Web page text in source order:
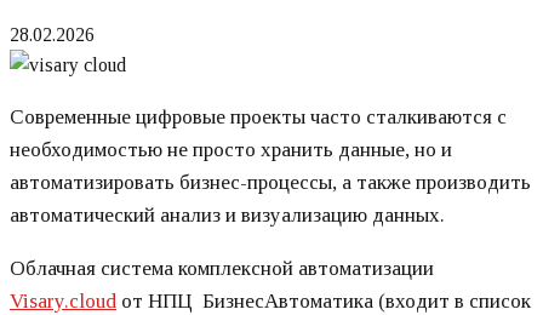
28.02.2026
Современные цифровые проекты часто сталкиваются с
необходимостью не просто хранить данные, но и
автоматизировать бизнес-процессы, а также производить
автоматический анализ и визуализацию данных.
Облачная система комплексной автоматизации
Visary.cloud от НПЦ БизнесАвтоматика (входит в список